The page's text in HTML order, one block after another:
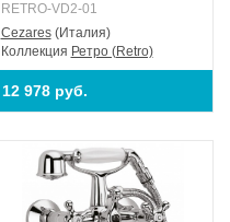
RETRO-VD2-01
Cezares(Италия)
Коллекция Ретро (Retro)
12 978 руб.